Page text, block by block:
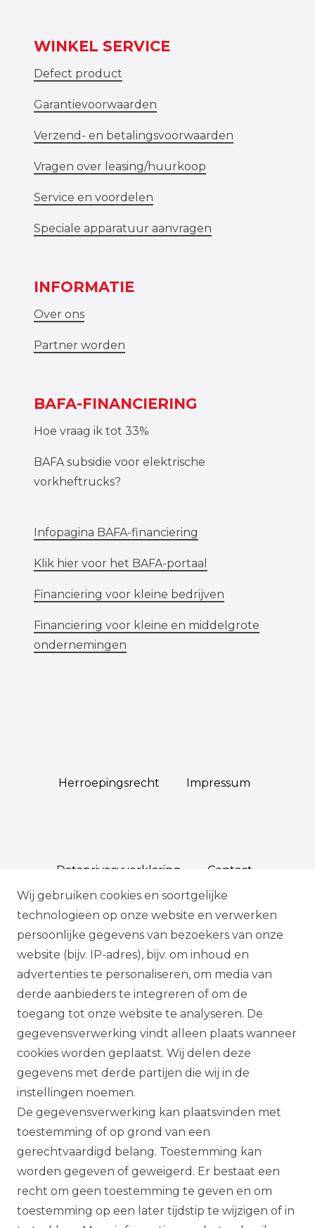
WINKEL SERVICE
Defect product
Garantievoorwaarden
Verzend- en betalingsvoorwaarden
Vragen over leasing/huurkoop
Service en voordelen
Speciale apparatuur aanvragen
INFORMATIE
Over ons
Partner worden
BAFA-FINANCIERING
Hoe vraag ik tot 33%
BAFA subsidie voor elektrische
vorkheftrucks?
Infopagina BAFA-financiering
Klik hier voor het BAFA-portaal
Financiering voor kleine bedrijven
Financiering voor kleine en middelgrote
ondernemingen
Herroepings­recht Impressum
Data­privacy­verklaring Contact
*Op geselecteerde producten, indien
bevestigd, volgens onze
garantievoorwaarden.
Alle prijzen plus btw. Onze aanbiedingen
zijn alleen geldig voor handelaars en
overheden.
Alle op deze website getoonde producten
en productinformatie dienen uitsluitend
ter algemene informatie. Er kunnen
verschillen zijn tussen de op de website
getoonde producten en de daadwerkelijk
geleverde modellen.
Wij gebruiken cookies en soortgelijke
technologieën op onze website en verwerken
persoonlijke gegevens van bezoekers van onze
website (bijv. IP-adres), bijv. om inhoud en
advertenties te personaliseren, om media van
derde aanbieders te integreren of om de
toegang tot onze website te analyseren. De
gegevensverwerking vindt alleen plaats wanneer
cookies worden geplaatst. Wij delen deze
gegevens met derde partijen die wij in de
instellingen noemen.
De gegevensverwerking kan plaatsvinden met
toestemming of op grond van een
gerechtvaardigd belang. Toestemming kan
worden gegeven of geweigerd. Er bestaat een
recht om geen toestemming te geven en om
toestemming op een later tijdstip te wijzigen of in